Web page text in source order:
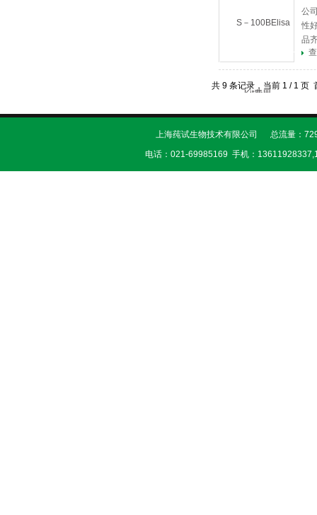
公
性
品
共 9 条记录，当前 1 / 1
上海莼试生物技术有限公司 总流量：
电话：021-69985169 手机：